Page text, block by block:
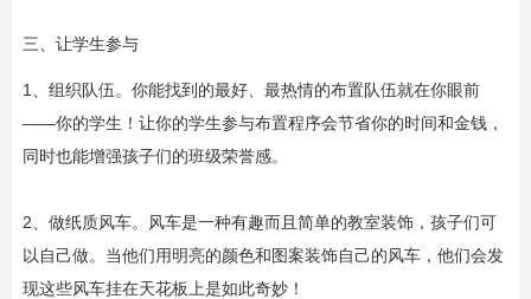
三、让学生参与
1、组织队伍。你能找到的最好、最热情的布置队伍就在你眼前
——你的学生！让你的学生参与布置程序会节省你的时间和金钱，
同时也能增强孩子们的班级荣誉感。
2、做纸质风车。风车是一种有趣而且简单的教室装饰，孩子们可
以自己做。当他们用明亮的颜色和图案装饰自己的风车，他们会发
现这些风车挂在天花板上是如此奇妙！